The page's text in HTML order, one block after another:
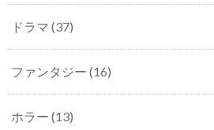
ドラマ (37)
ファンタジー (16)
ホラー (13)